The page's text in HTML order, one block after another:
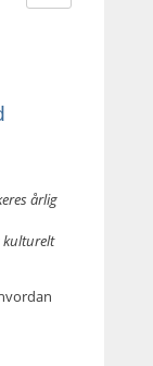
årlig
kulturelt